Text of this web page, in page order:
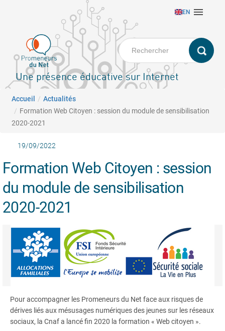
principal
EN 
Une présence éducative sur Internet
Fil d'Ariane
Accueil
Actualités
Formation Web Citoyen : session du module de sensibilisation
2020-2021
19/09/2022
Formation Web Citoyen : session
du module de sensibilisation
2020-2021
Pour accompagner les Promeneurs du Net face aux risques de
dérives liés aux mésusages numériques des jeunes sur les réseaux
sociaux, la Cnaf a lancé fin 2020 la formation « Web citoyen ».